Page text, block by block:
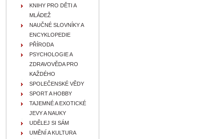
KNIHY PRO DĚTI A
MLÁDEŽ
NAUČNÉ SLOVNÍKY A
ENCYKLOPEDIE
PŘÍRODA
PSYCHOLOGIE A
ZDRAVOVĚDA PRO
KAŽDÉHO
SPOLEČENSKÉ VĚDY
SPORT A HOBBY
TAJEMNÉ A EXOTICKÉ
JEVY A NAUKY
UDĚLEJ SI SÁM
UMĚNÍ A KULTURA